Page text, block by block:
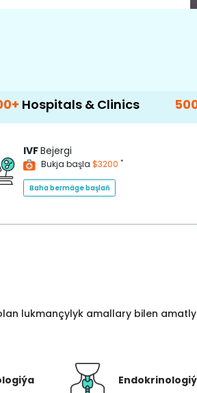
& Clinics 500+
IVFBejergi
Bukja başla $3200 *
Baha bermäge başlaň
lukmançylyk amallary bilen